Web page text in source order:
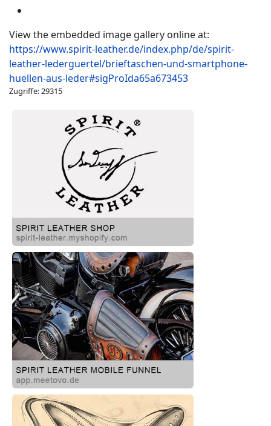
View the embedded image gallery online at:
https://www.spirit-leather.de/index.php/de/spirit-
leather-lederguertel/brieftaschen-und-smartphone-
huellen-aus-leder#sigProIda65a673453
Zugriffe: 29315